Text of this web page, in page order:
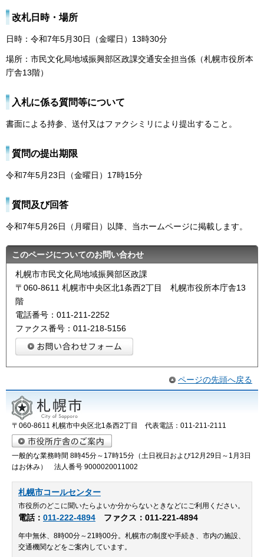
改札日時・場所
日時：令和7年5月30日（金曜日）13時30分
場所：市民文化局地域振興部区政課交通安全担当係（札幌市役所本
庁舎13階）
入札に係る質問等について
書面による持参、送付又はファクシミリにより提出すること。
質問の提出期限
令和7年5月23日（金曜日）17時15分
質問及び回答
令和7年5月26日（月曜日）以降、当ホームページに掲載します。
このページについてのお問い合わせ
札幌市市民文化局地域振興部区政課
〒060-8611 札幌市中央区北1条西2丁目 札幌市役所本庁舎13
階
電話番号：011-211-2252
ファクス番号：011-218-5156
ページの先頭へ戻る
〒060-8611 札幌市中央区北1条西2丁目 代表電話：011-211-2111
一般的な業務時間 8時45分～17時15分（土日祝日および12月29日～1月3日
はお休み） 法人番号 9000020011002
札幌市コールセンター
市役所のどこに聞いたらよいか分からないときなどにご利用ください。
電話： 011-222-4894 ファクス：011-221-4894
年中無休、8時00分～21時00分。札幌市の制度や手続き、市内の施設、
交通機関などをご案内しています。